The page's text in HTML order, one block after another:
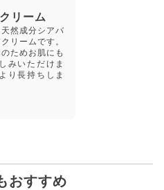
リーム
然成分シアバ
リームです。
ためお肌にも
みいただけま
り長持ちしま
おすすめ